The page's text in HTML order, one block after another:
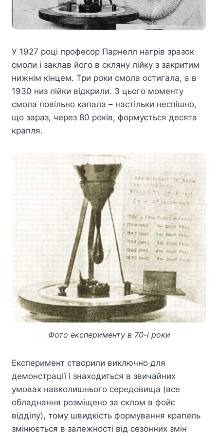
У 1927 році професор Парнелл нагрів зразок
смоли і заклав його в скляну лійку з закритим
нижнім кінцем. Три роки смола остигала, а в
1930 низ лійки відкрили. З цього моменту
смола повільно капала – настільки неспішно,
що зараз, через 80 років, формується десята
крапля.
Фото експерименту в 70-і роки
Експеримент створили виключно для
демонстрації і знаходиться в звичайних
умовах навколишнього середовища (все
обладнання розміщено за склом в фойє
відділу), тому швидкість формування крапель
змінюється в залежності від сезонних змін